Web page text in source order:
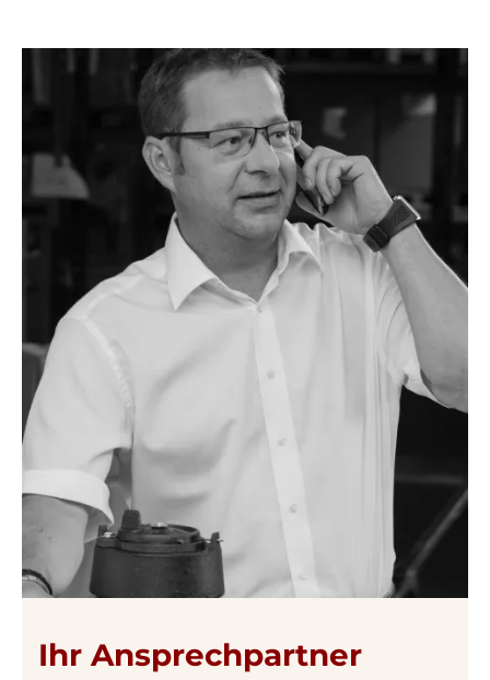
Ihr Ansprechpartner